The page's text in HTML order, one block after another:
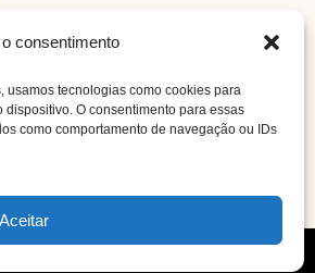
consentimento
usamos tecnologias como cookies para
O consentimento para essas
como comportamento de navegação ou IDs
Aceitar